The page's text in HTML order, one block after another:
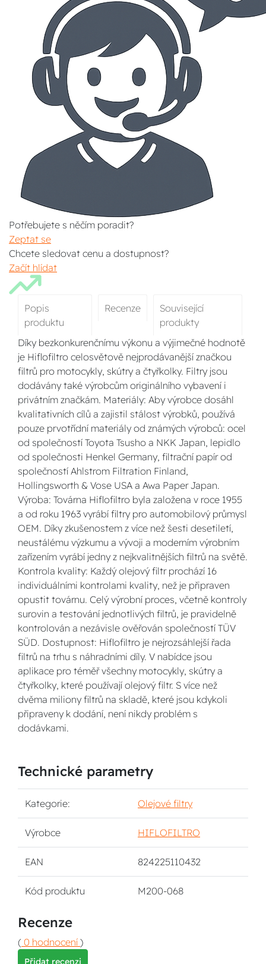
Potřebujete s něčím poradit?
Zeptat se
Chcete sledovat cenu a dostupnost?
Začít hlídat
Popis
produktu
Recenze
Související
produkty
Díky bezkonkurenčnímu výkonu a výjimečné hodnotě
je Hiflofiltro celosvětově nejprodávanější značkou
filtrů pro motocykly, skútry a čtyřkolky. Filtry jsou
dodávány také výrobcům originálního vybavení i
privátním značkám. Materiály: Aby výrobce dosáhl
kvalitativních cílů a zajistil stálost výrobků, používá
pouze prvotřídní materiály od známých výrobců: ocel
od společností Toyota Tsusho a NKK Japan, lepidlo
od společnosti Henkel Germany, filtrační papír od
společností Ahlstrom Filtration Finland,
Hollingsworth & Vose USA a Awa Paper Japan.
Výroba: Továrna Hiflofiltro byla založena v roce 1955
a od roku 1963 vyrábí filtry pro automobilový průmysl
OEM. Díky zkušenostem z více než šesti desetiletí,
neustálému výzkumu a vývoji a moderním výrobním
zařízením vyrábí jedny z nejkvalitnějších filtrů na světě.
Kontrola kvality: Každý olejový filtr prochází 16
individuálními kontrolami kvality, než je připraven
opustit továrnu. Celý výrobní proces, včetně kontroly
surovin a testování jednotlivých filtrů, je pravidelně
kontrolován a nezávisle ověřován společností TÜV
SÜD. Dostupnost: Hiflofiltro je nejrozsáhlejší řada
filtrů na trhu s náhradními díly. V nabídce jsou
aplikace pro téměř všechny motocykly, skútry a
čtyřkolky, které používají olejový filtr. S více než
dvěma miliony filtrů na skladě, které jsou kdykoli
připraveny k dodání, není nikdy problém s
dodávkami.
Technické parametry
Kategorie: Olejové filtry
Výrobce HIFLOFILTRO
EAN 824225110432
Kód produktu M200-068
Recenze
( 0 hodnocení )
Přidat recenzi